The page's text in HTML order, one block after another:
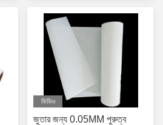
ভিডিও
জুতার জন্য 0.05MM পুরুত্ব